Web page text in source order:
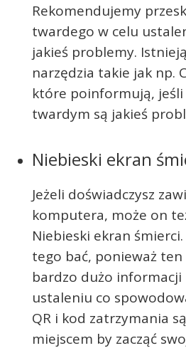
Rekomendujemy
twardego w celu
jakieś problemy.
narzędzia takie jak np.
które poinformują,
twardym są jakieś
Niebieski ekran
Jeżeli doświadczysz
komputera, może on
Niebieski ekran
tego bać, ponieważ
bardzo dużo
ustaleniu co
QR i kod zatrzymania
miejscem by zacząć